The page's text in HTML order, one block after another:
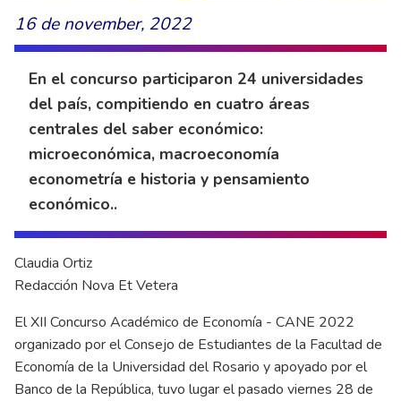
16 de november, 2022
En el concurso participaron 24 universidades
del país, compitiendo en cuatro áreas
centrales del saber económico:
microeconómica, macroeconomía
econometría e historia y pensamiento
económico..
Claudia Ortiz
Redacción Nova Et Vetera
El XII Concurso Académico de Economía - CANE 2022
organizado por el Consejo de Estudiantes de la Facultad de
Economía de la Universidad del Rosario y apoyado por el
Banco de la República, tuvo lugar el pasado viernes 28 de